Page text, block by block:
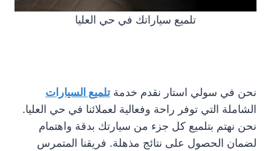
تلميع سياراتك في حي العليا
نحن في سولي استار نقدم خدمةتلميع السيارات
الشاملة التي توفر راحة وفعالية لعملائنا في حي العليا.
نحن نهتم بتلميع كل جزء من سيارتك بدقة واهتمام
لضمان الحصول على نتائج مذهلة. فريقنا المتمرس